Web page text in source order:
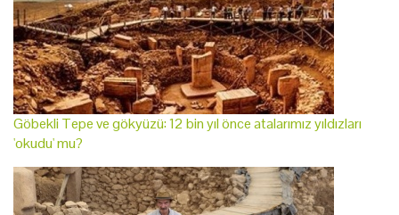
Göbekli Tepe ve gökyüzü: 12 bin yıl önce atalarımız yıldızları
'okudu' mu?